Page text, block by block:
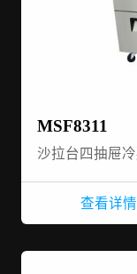
MSF8311
查看详情